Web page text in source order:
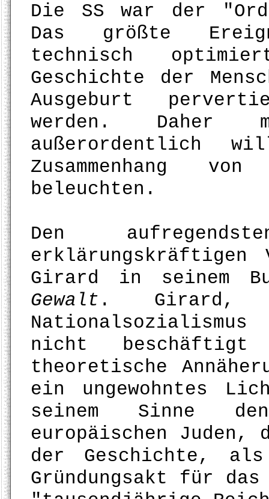
Die SS war der
Das größte
technisch
Geschichte der
Ausgeburt
werden. Daher
außerordentlich
Zusammenhang
beleuchten.
Den
erklärungskräftigen
Girard in seinem
Gewalt . Girard,
nicht
theoretische
ein ungewohntes
seinem Sinne
europäischen Juden,
der Geschichte,
Gründungsakt für